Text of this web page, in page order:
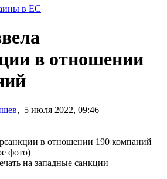
в ЕС
в отношении
, 5 июля 2022, 09:46
фото)
на западные санкции